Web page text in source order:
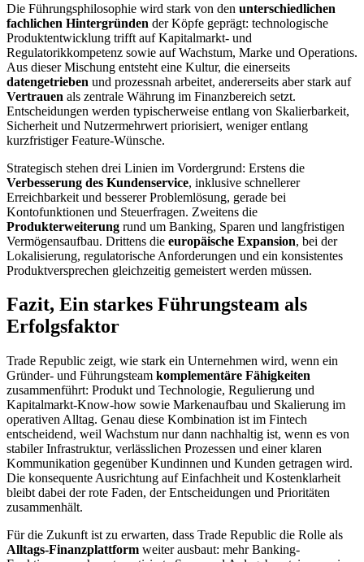
Die Führungsphilosophie wird stark von den unterschiedlichen
fachlichen Hintergründen der Köpfe geprägt: technologische
Produktentwicklung trifft auf Kapitalmarkt- und
Regulatorikkompetenz sowie auf Wachstum, Marke und Operations.
Aus dieser Mischung entsteht eine Kultur, die einerseits
datengetrieben und prozessnah arbeitet, andererseits aber stark auf
Vertrauen als zentrale Währung im Finanzbereich setzt.
Entscheidungen werden typischerweise entlang von Skalierbarkeit,
Sicherheit und Nutzermehrwert priorisiert, weniger entlang
kurzfristiger Feature-Wünsche.
Strategisch stehen drei Linien im Vordergrund: Erstens die
Verbesserung des Kundenservice, inklusive schnellerer
Erreichbarkeit und besserer Problemlösung, gerade bei
Kontofunktionen und Steuerfragen. Zweitens die
Produkterweiterung rund um Banking, Sparen und langfristigen
Vermögensaufbau. Drittens die europäische Expansion, bei der
Lokalisierung, regulatorische Anforderungen und ein konsistentes
Produktversprechen gleichzeitig gemeistert werden müssen.
Fazit, Ein starkes Führungsteam als
Erfolgsfaktor
Trade Republic zeigt, wie stark ein Unternehmen wird, wenn ein
Gründer- und Führungsteam komplementäre Fähigkeiten
zusammenführt: Produkt und Technologie, Regulierung und
Kapitalmarkt-Know-how sowie Markenaufbau und Skalierung im
operativen Alltag. Genau diese Kombination ist im Fintech
entscheidend, weil Wachstum nur dann nachhaltig ist, wenn es von
stabiler Infrastruktur, verlässlichen Prozessen und einer klaren
Kommunikation gegenüber Kundinnen und Kunden getragen wird.
Die konsequente Ausrichtung auf Einfachheit und Kostenklarheit
bleibt dabei der rote Faden, der Entscheidungen und Prioritäten
zusammenhält.
Für die Zukunft ist zu erwarten, dass Trade Republic die Rolle als
Alltags-Finanzplattform weiter ausbaut: mehr Banking-